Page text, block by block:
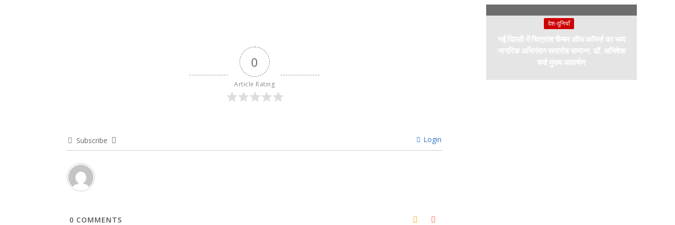
0
Article Rating
Subscribe Login
0 COMMENTS
देश-दुनियाँ
नई दिल्ली में चित्रांश चैम्बर ऑफ कॉमर्स का भव्य
नागरिक अभिनंदन समारोह सम्पन्न, डॉ. अभिषेक
वर्मा मुख्य आकर्षण